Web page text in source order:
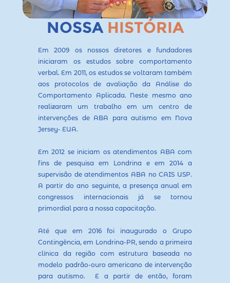
NOSSA HISTÓRIA
Em 2009 os nossos diretores e fundadores
iniciaram os estudos sobre comportamento
verbal. Em 2011, os estudos se voltaram também
aos protocolos de avaliação da Análise do
Comportamento Aplicada. Neste mesmo ano
realizaram um trabalho em um centro de
intervenções de ABA para autismo em Nova
Jersey- EUA.
Em 2012 se iniciam os atendimentos ABA com
fins de pesquisa em Londrina e em 2014 a
supervisão de atendimentos ABA no CAIS USP.
A partir do ano seguinte, a presença anual em
congressos internacionais já se tornou
primordial para a nossa capacitação.
Até que em 2016 foi inaugurado o Grupo
Contingência, em Londrina-PR, sendo a primeira
clínica da região com estrutura baseada no
modelo padrão-ouro americano de intervenção
para autismo. E a partir de então, foram